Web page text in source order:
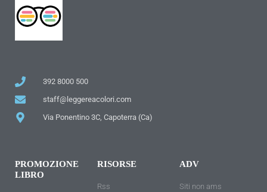
392 8000 500
staff@leggereacolori.com
Via Ponentino 3C, Capoterra (Ca)
PROMOZIONE
LIBRO
RISORSE
Rss
ADV
Siti non ams